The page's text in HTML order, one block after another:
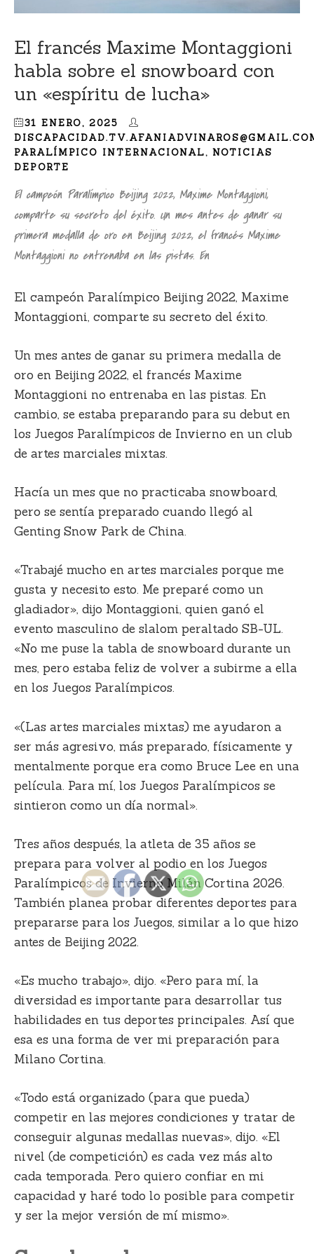
El francés Maxime Montaggioni
habla sobre el snowboard con
un «espíritu de lucha»
31 ENERO, 2025
PARALÍMPICO INTERNACIONAL, NOTICIAS
DEPORTE
El campeón Paralímpico Beijing 2022, Maxime Montaggioni,
comparte su secreto del éxito. Un mes antes de ganar su
primera medalla de oro en Beijing 2022, el francés Maxime
Montaggioni no entrenaba en las pistas. En
El campeón Paralímpico Beijing 2022, Maxime
Montaggioni, comparte su secreto del éxito.
Un mes antes de ganar su primera medalla de
oro en Beijing 2022, el francés Maxime
Montaggioni no entrenaba en las pistas. En
cambio, se estaba preparando para su debut en
los Juegos Paralímpicos de Invierno en un club
de artes marciales mixtas.
Hacía un mes que no practicaba snowboard,
pero se sentía preparado cuando llegó al
Genting Snow Park de China.
«Trabajé mucho en artes marciales porque me
gusta y necesito esto. Me preparé como un
gladiador», dijo Montaggioni, quien ganó el
evento masculino de slalom peraltado SB-UL.
«No me puse la tabla de snowboard durante un
mes, pero estaba feliz de volver a subirme a ella
en los Juegos Paralímpicos.
«(Las artes marciales mixtas) me ayudaron a
ser más agresivo, más preparado, físicamente y
mentalmente porque era como Bruce Lee en una
película. Para mí, los Juegos Paralímpicos se
sintieron como un día normal».
Tres años después, la atleta de 35 años se
prepara para volver al podio en los Juegos
Paralímpicos de Invierno Milán Cortina 2026.
También planea probar diferentes deportes para
prepararse para los Juegos, similar a lo que hizo
antes de Beijing 2022.
«Es mucho trabajo», dijo. «Pero para mí, la
diversidad es importante para desarrollar tus
habilidades en tus deportes principales. Así que
esa es una forma de ver mi preparación para
Milano Cortina.
«Todo está organizado (para que pueda)
competir en las mejores condiciones y tratar de
conseguir algunas medallas nuevas», dijo. «El
nivel (de competición) es cada vez más alto
cada temporada. Pero quiero confiar en mi
capacidad y haré todo lo posible para competir
y ser la mejor versión de mí mismo».